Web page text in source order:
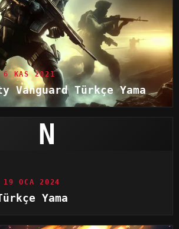
6 KAS 2021
Vanguard Türkçe Yama
N
19 OCA 2024
Yama